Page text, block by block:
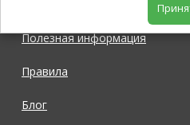
Полезная информация
Правила
Блог